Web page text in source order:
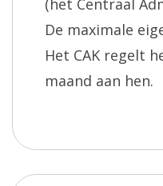
(het Centraal
De maximale
Het CAK regelt
maand aan hen.